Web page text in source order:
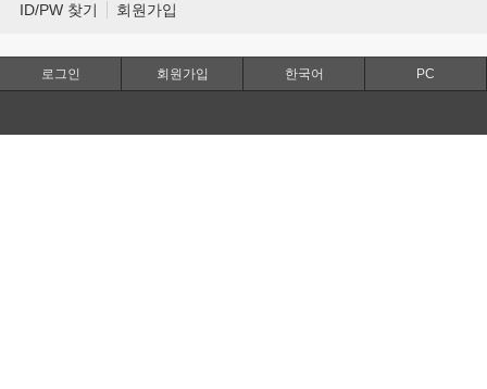
ID/PW 찾기 회원가입
로그인 회원가입 한국어 PC